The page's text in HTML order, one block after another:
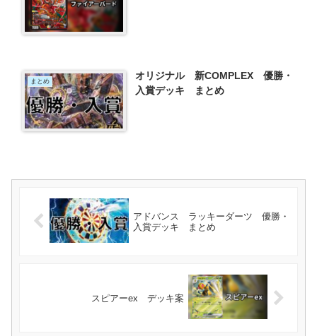
まとめ
オリジナル 新COMPLEX 優勝・
入賞デッキ まとめ
アドバンス ラッキーダーツ 優勝・
入賞デッキ まとめ
スピアーex デッキ案